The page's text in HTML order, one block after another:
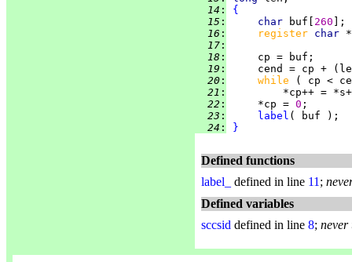
  14
:
{
  15
: char buf[ 260
  16
: register char
  17
:
  18
:
  19
:
cend = cp +
  20
:
while
  21
:
  22
:
     *cp =
0
  23
: label
  24
: }
Defined functions
label_
defined in line 11 ;
Defined variables
sccsid defined in line 8; never